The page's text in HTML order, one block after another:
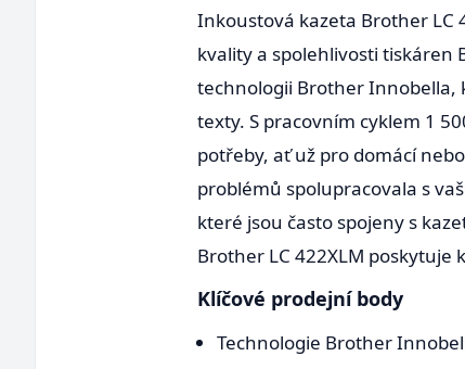
Inkoustová kazeta Brother LC
kvality a spolehlivosti tiskáren
technologii Brother Innobella,
texty. S pracovním cyklem 1
potřeby, ať už pro domácí
problémů spolupracovala s
které jsou často spojeny s
Brother LC 422XLM poskytuje
Klíčové prodejní body
Technologie Brother